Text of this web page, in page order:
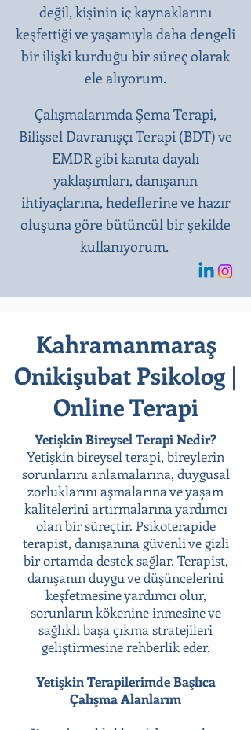
değil, kişinin iç kaynaklarını
keşfettiği ve yaşamıyla daha dengeli
bir ilişki kurduğu bir süreç olarak
ele alıyorum.
Çalışmalarımda Şema Terapi,
Bilişsel Davranışçı Terapi (BDT) ve
EMDR gibi kanıta dayalı
yaklaşımları, danışanın
ihtiyaçlarına, hedeflerine ve hazır
oluşuna göre bütüncül bir şekilde
kullanıyorum.
Kahramanmaraş
Onikişubat Psikolog |
Online Terapi
Yetişkin Bireysel Terapi Nedir?
Yetişkin bireysel terapi, bireylerin
sorunlarını anlamalarına, duygusal
zorluklarını aşmalarına ve yaşam
kalitelerini artırmalarına yardımcı
olan bir süreçtir. Psikoterapide
terapist, danışanına güvenli ve gizli
bir ortamda destek sağlar. Terapist,
danışanın duygu ve düşüncelerini
keşfetmesine yardımcı olur,
sorunların kökenine inmesine ve
sağlıklı başa çıkma stratejileri
geliştirmesine rehberlik eder.
Yetişkin Terapilerimde Başlıca
Çalışma Alanlarım